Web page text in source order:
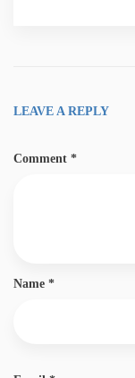
LEAVE A REPLY
Comment *
Name *